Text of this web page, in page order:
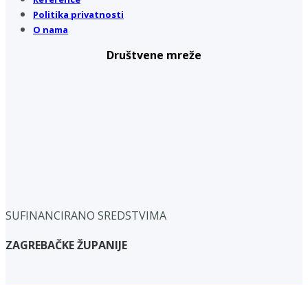
Politika privatnosti
O nama
Društvene mreže
SUFINANCIRANO SREDSTVIMA
ZAGREBAČKE ŽUPANIJE